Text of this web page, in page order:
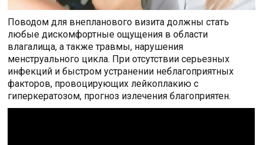
Поводом для внепланового визита должны стать
любые дискомфортные ощущения в области
влагалища, а также травмы, нарушения
менструального цикла. При отсутствии серьезных
инфекций и быстром устранении неблагоприятных
факторов, провоцирующих лейкоплакию с
гиперкератозом, прогноз излечения благоприятен.